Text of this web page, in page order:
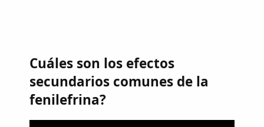
Cuáles son los efectos
secundarios comunes de la
fenilefrina?